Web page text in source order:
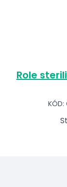
Role
KÓD: